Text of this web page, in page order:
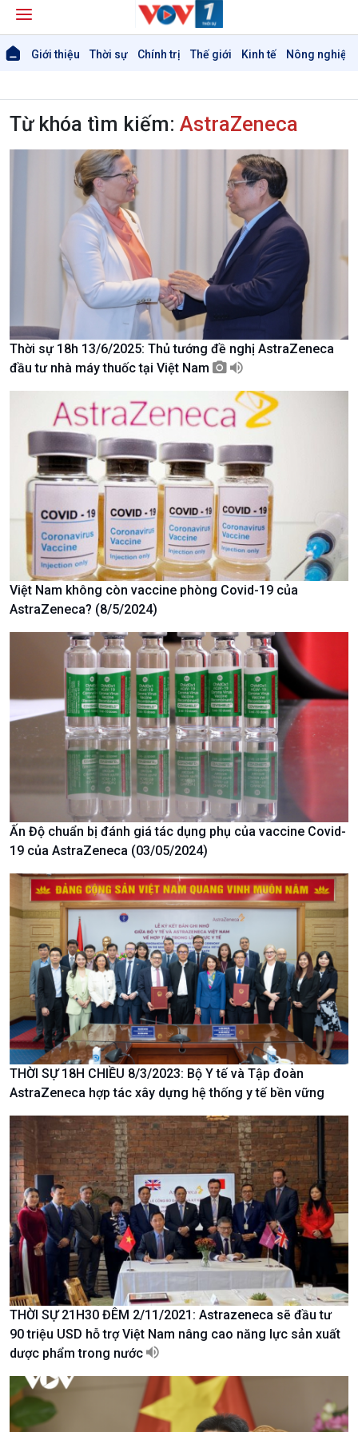
Giới thiệu Thời sự Chính trị Thế giới Kinh tế Nông nghiệp
Giới thiệu
Thời sự
Thời sự 6h
Thời sự 12h
Thời sự 18h
Thời sự 21h30
Bản tin
Chuyên mục
Theo dòng Thời sự
Tin Chính trị
Chính phủ với người dân
Quốc hội với cử tri
Xây dựng đảng
Đảng trong cuộc sống
Nhận diện sự thật
Pháp luật và đời sống
Thế giới
Tin thế giới
Vấn đề quốc tế
Hồ sơ sự kiện quốc tế
Thế giới & Việt Nam
Biên cương - Một dải vững
bền
Kinh tế
Tin Kinh tế
Trước giờ mở cửa
Dòng chảy Kinh tế
Sức sống hàng Việt
Khởi nghiệp
Tuyên chiến với gian lận
Nông nghiệp & Biển đảo
Tin Nông nghiệp & Biển
đảo
Biển đảo Việt Nam
Tâm tình biên giới và hải
đảo
Từ khóa tìm kiếm: AstraZeneca
Thời sự 18h 13/6/2025: Thủ tướng đề nghị AstraZeneca
đầu tư nhà máy thuốc tại Việt Nam
Việt Nam không còn vaccine phòng Covid-19 của
AstraZeneca? (8/5/2024)
Ấn Độ chuẩn bị đánh giá tác dụng phụ của vaccine Covid-
19 của AstraZeneca (03/05/2024)
THỜI SỰ 18H CHIỀU 8/3/2023: Bộ Y tế và Tập đoàn
AstraZeneca hợp tác xây dựng hệ thống y tế bền vững
THỜI SỰ 21H30 ĐÊM 2/11/2021: Astrazeneca sẽ đầu tư
90 triệu USD hỗ trợ Việt Nam nâng cao năng lực sản xuất
dược phẩm trong nước